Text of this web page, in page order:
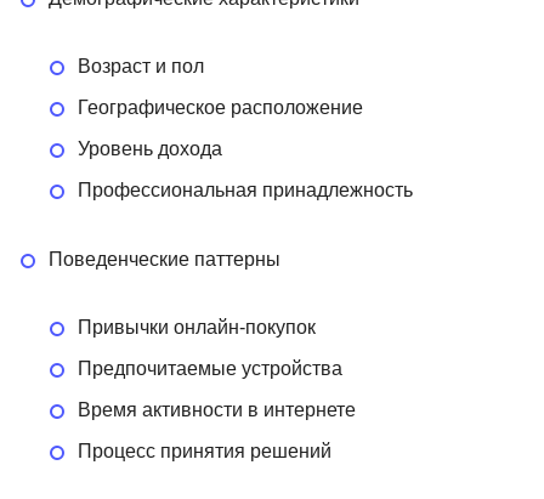
Возраст и пол
Географическое расположение
Уровень дохода
Профессиональная принадлежность
Поведенческие паттерны
Привычки онлайн-покупок
Предпочитаемые устройства
Время активности в интернете
Процесс принятия решений